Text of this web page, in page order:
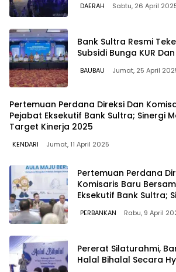
DAERAH Sabtu, 26 April
Bank Sultra Resmi
Subsidi Bunga KUR
BAUBAU Jumat, 25 April
Pertemuan Perdana Direksi Dan
Pejabat Eksekutif Bank Sultra; Sinergi
Target Kinerja 2025
KENDARI Jumat, 11 April 2025
Pertemuan Perdana
Komisaris Baru
Eksekutif Bank Sultra;
PERBANKAN Rabu, 9 April
Pererat Silaturahmi,
Halal Bihalal Secara